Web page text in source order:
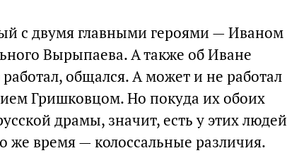
с двумя главными героями — Иваном
Вырыпаева. А также об Иване
общался. А может и не работал
Гришковцом. Но покуда их обоих
драмы, значит, есть у этих людей
же время — колоссальные различия.